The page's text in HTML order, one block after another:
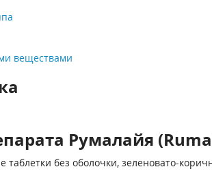
веществами
Румалайя
таблетки без оболочки, зеленовато-